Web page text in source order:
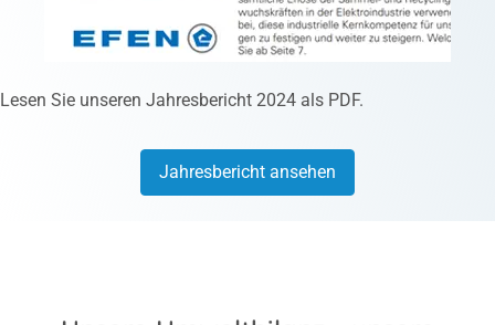
Lesen Sie unseren Jahresbericht 2024 als PDF.
Jahresbericht ansehen